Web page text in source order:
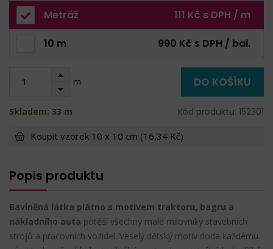
Metráž 111 Kč s DPH / m
10 m 990 Kč s DPH / bal.
m DO KOŠÍKU
Skladem: 33 m
Kód produktu: 152301
Koupit vzorek 10 x 10 cm (16,34 Kč)
Popis produktu
Bavlněná látka plátno s motivem traktoru, bagru a
nákladního auta potěší všechny malé milovníky stavebních
strojů a pracovních vozidel. Veselý dětský motiv dodá každému